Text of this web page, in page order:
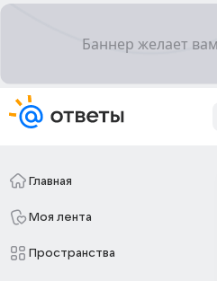
Главная
Моя лента
Пространства